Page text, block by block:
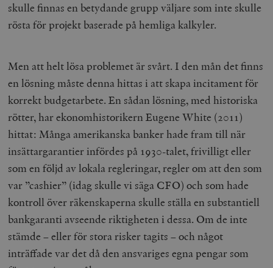
skulle finnas en betydande grupp väljare som inte skulle
rösta för projekt baserade på hemliga kalkyler.
Men att helt lösa problemet är svårt. I den mån det finns
en lösning måste denna hittas i att skapa incitament för
korrekt budgetarbete. En sådan lösning, med historiska
rötter, har ekonomhistorikern Eugene White (2011)
hittat: Många amerikanska banker hade fram till när
insättargarantier infördes på 1930-talet, frivilligt eller
som en följd av lokala regleringar, regler om att den som
var ”cashier” (idag skulle vi säga CFO) och som hade
kontroll över räkenskaperna skulle ställa en substantiell
bankgaranti avseende riktigheten i dessa. Om de inte
stämde – eller för stora risker tagits – och något
inträffade var det då den ansvariges egna pengar som